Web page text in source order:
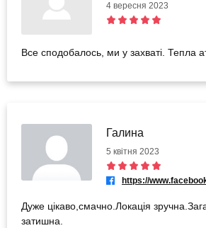
4 вересня 2023
Все сподобалось, ми
Галина
5 квітня 2023
Дуже цікаво,смачно.Локація
затишна.